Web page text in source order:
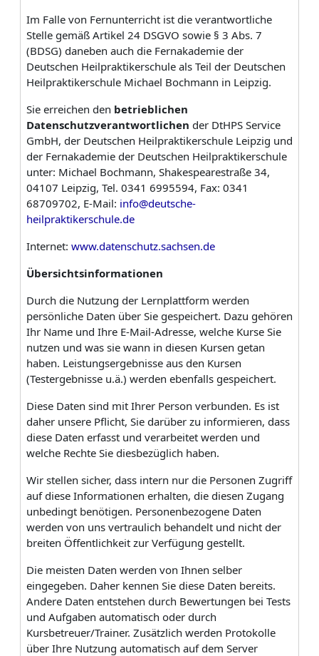
Im Falle von Fernunterricht ist die verantwortliche
Stelle gemäß Artikel 24 DSGVO sowie § 3 Abs. 7
(BDSG) daneben auch die Fernakademie der
Deutschen Heilpraktikerschule als Teil der Deutschen
Heilpraktikerschule Michael Bochmann in Leipzig.
Sie erreichen den betrieblichen
Datenschutzverantwortlichen der DtHPS Service
GmbH, der Deutschen Heilpraktikerschule Leipzig und
der Fernakademie der Deutschen Heilpraktikerschule
unter: Michael Bochmann, Shakespearestraße 34,
04107 Leipzig, Tel. 0341 6995594, Fax: 0341
68709702, E-Mail: info@deutsche-
heilpraktikerschule.de
Internet: www.datenschutz.sachsen.de
Übersichtsinformationen
Durch die Nutzung der Lernplattform werden
persönliche Daten über Sie gespeichert. Dazu gehören
Ihr Name und Ihre E-Mail-Adresse, welche Kurse Sie
nutzen und was sie wann in diesen Kursen getan
haben. Leistungsergebnisse aus den Kursen
(Testergebnisse u.ä.) werden ebenfalls gespeichert.
Diese Daten sind mit Ihrer Person verbunden. Es ist
daher unsere Pflicht, Sie darüber zu informieren, dass
diese Daten erfasst und verarbeitet werden und
welche Rechte Sie diesbezüglich haben.
Wir stellen sicher, dass intern nur die Personen Zugriff
auf diese Informationen erhalten, die diesen Zugang
unbedingt benötigen. Personenbezogene Daten
werden von uns vertraulich behandelt und nicht der
breiten Öffentlichkeit zur Verfügung gestellt.
Die meisten Daten werden von Ihnen selber
eingegeben. Daher kennen Sie diese Daten bereits.
Andere Daten entstehen durch Bewertungen bei Tests
und Aufgaben automatisch oder durch
Kursbetreuer/Trainer. Zusätzlich werden Protokolle
über Ihre Nutzung automatisch auf dem Server